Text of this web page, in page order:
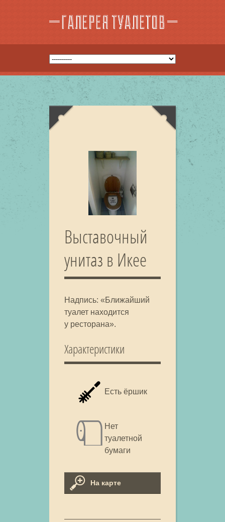
Выставочный
унитаз в Икее
Надпись: «Ближайший
туалет находится
у ресторана».
Характеристики
Есть ёршик
Нет
туалетной
бумаги
На карте